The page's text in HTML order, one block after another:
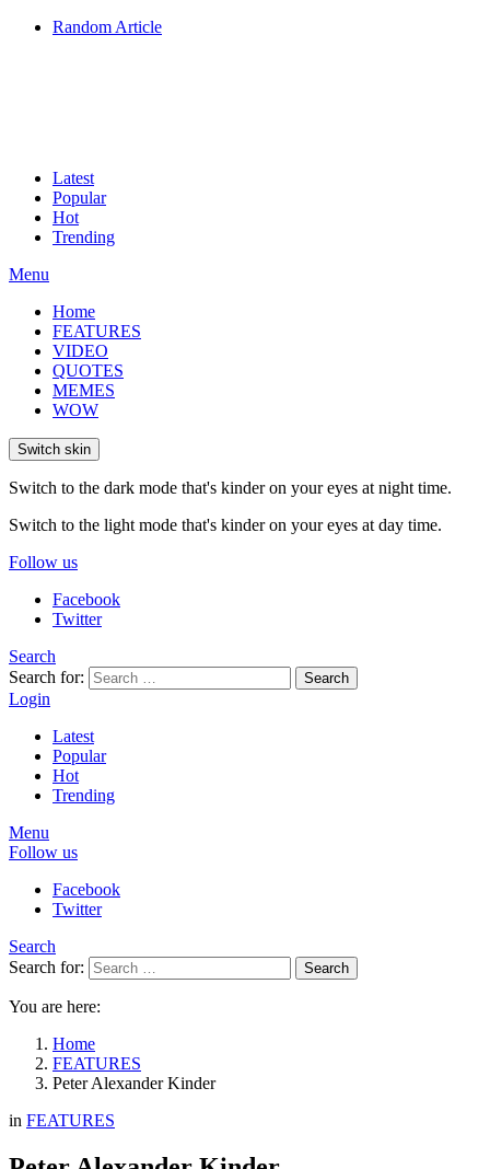
Random Article
Latest
Popular
Hot
Trending
Menu
Home
FEATURES
VIDEO
QUOTES
MEMES
WOW
Switch skin
Switch to the dark mode that's kinder on your eyes at night time.
Switch to the light mode that's kinder on your eyes at day time.
Follow us
Facebook
Twitter
Search
Search for:
Search
Login
Latest
Popular
Hot
Trending
Menu
Follow us
Facebook
Twitter
Search
Search for:
Search
You are here:
Home
FEATURES
Peter Alexander Kinder
in FEATURES